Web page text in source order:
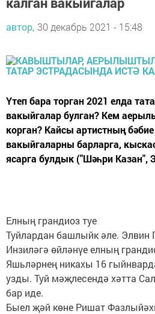
автор, 30 декабрь 2021 - 15:48
Үтеп бара торган 2021 елда
вакыйгалар булган? Кем
корган? Кайсы артистның
вакыйгаларны барларга,
ясарга булдык ("Шәһри Казан",
Елның грандиоз туе
Туйлардан башлыйк әле. Элвин
Инзиләгә өйләнүе елның
Яшьләрнең никахы 16
узды. Туй мәҗлесендә хәтта
бар иде.
Быел җәй көне Ришат